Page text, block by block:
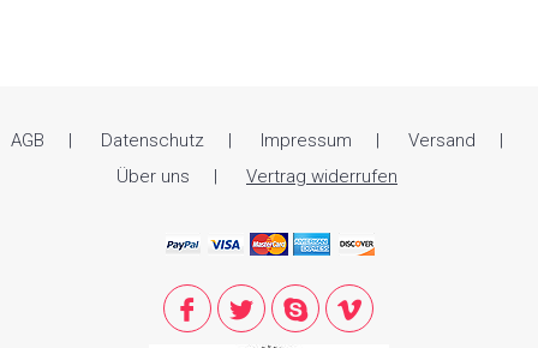
AGB Datenschutz Impressum
Versand
Über uns
Vertrag widerrufen